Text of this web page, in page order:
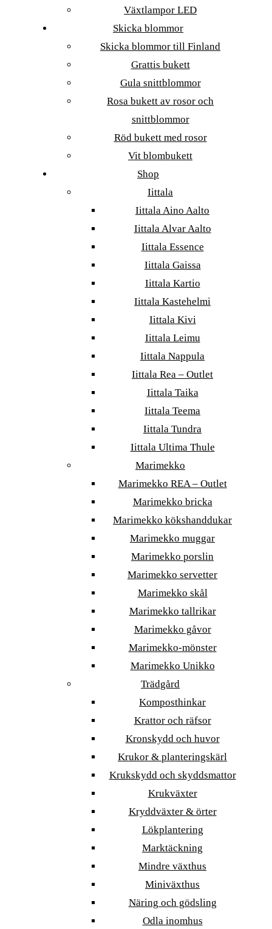
Växtlampor LED
Skicka blommor
Skicka blommor till Finland
Grattis bukett
Gula snittblommor
Rosa bukett av rosor och
snittblommor
Röd bukett med rosor
Vit blombukett
Shop
Iittala
Iittala Aino Aalto
Iittala Alvar Aalto
Iittala Essence
Iittala Gaissa
Iittala Kartio
Iittala Kastehelmi
Iittala Kivi
Iittala Leimu
Iittala Nappula
Iittala Rea – Outlet
Iittala Taika
Iittala Teema
Iittala Tundra
Iittala Ultima Thule
Marimekko
Marimekko REA – Outlet
Marimekko bricka
Marimekko kökshanddukar
Marimekko muggar
Marimekko porslin
Marimekko servetter
Marimekko skål
Marimekko tallrikar
Marimekko gåvor
Marimekko-mönster
Marimekko Unikko
Trädgård
Komposthinkar
Krattor och räfsor
Kronskydd och huvor
Krukor & planteringskärl
Krukskydd och skyddsmattor
Krukväxter
Kryddväxter & örter
Lökplantering
Marktäckning
Mindre växthus
Miniväxthus
Näring och gödsling
Odla inomhus